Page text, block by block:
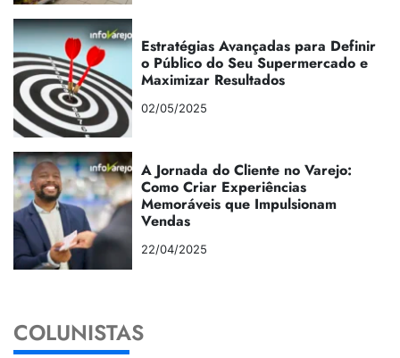
Estratégias Avançadas para Definir
o Público do Seu Supermercado e
Maximizar Resultados
02/05/2025
A Jornada do Cliente no Varejo:
Como Criar Experiências
Memoráveis que Impulsionam
Vendas
22/04/2025
COLUNISTAS